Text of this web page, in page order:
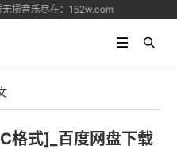
损音乐尽在：152w.com
格式]_百度网盘下载